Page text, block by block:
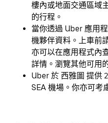
樓內或地面交通區域
的行程。
當你透過 Uber 應用
機夥伴資料。上車前
亦可以在應用程式內
詳情。瀏覽其他可用
Uber 於 西雅圖 提供
SEA 機場。你亦可考